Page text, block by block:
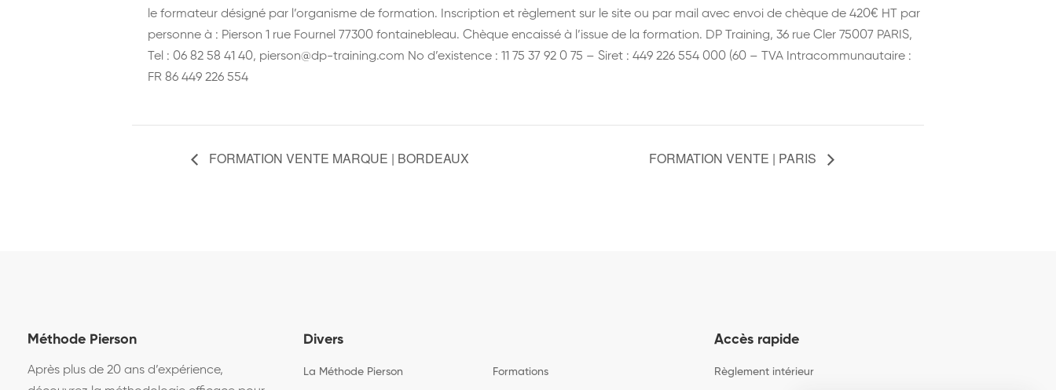
le formateur désigné par l’organisme de formation. Inscription et règlement sur le site ou par mail avec envoi de chèque de 420€ HT par
personne à : Pierson 1 rue Fournel 77300 fontainebleau. Chèque encaissé à l’issue de la formation. DP Training, 36 rue Cler 75007 PARIS,
Tel : 06 82 58 41 40, pierson@dp-training.com No d’existence : 11 75 37 92 0 75 – Siret : 449 226 554 000 (60 – TVA Intracommunautaire :
FR 86 449 226 554
NavigationFORMATION VENTE MARQUE | BORDEAUX FORMATION VENTE | PARIS
Méthode Pierson
Après plus de 20 ans d’expérience,
Divers
La Méthode Pierson Formations
Accès rapide
Règlement intérieur